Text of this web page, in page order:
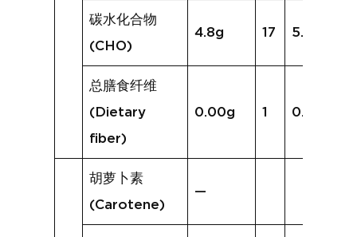
碳水化合物
(CHO)
4.8g 17 5.9g
总膳食纤维
(Dietary
fiber)
0.00g 1 0.0g
胡萝卜素
(Carotene)
—